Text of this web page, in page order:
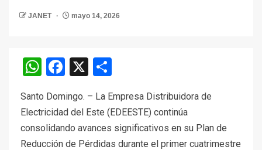
JANET mayo 14, 2026
WhatsApp
Facebook
X
Santo Domingo. – La Empresa Distribuidora de
Electricidad del Este (EDEESTE) continúa
consolidando avances significativos en su Plan de
Reducción de Pérdidas durante el primer cuatrimestre